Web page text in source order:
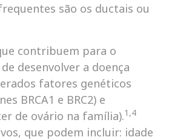
são os ductais ou
contribuem para o
desenvolver a doença
fatores genéticos
BRCA1 e BRC2) e
de ovário na família).1,4
que podem incluir: idade